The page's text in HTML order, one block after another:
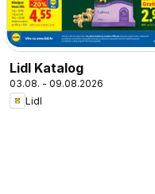
Lidl Katalog
03.08. - 09.08.2026
Lidl